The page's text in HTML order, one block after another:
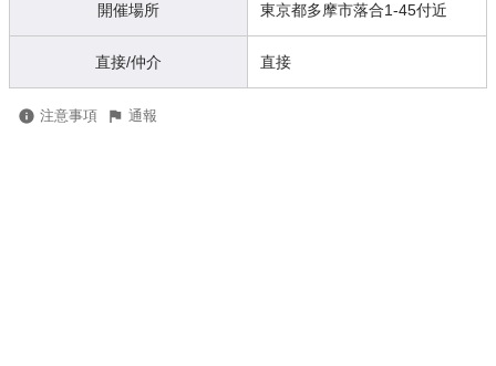
開催場所 東京都多摩市落合1-45付近
直接/仲介 直接
注意事項 通報